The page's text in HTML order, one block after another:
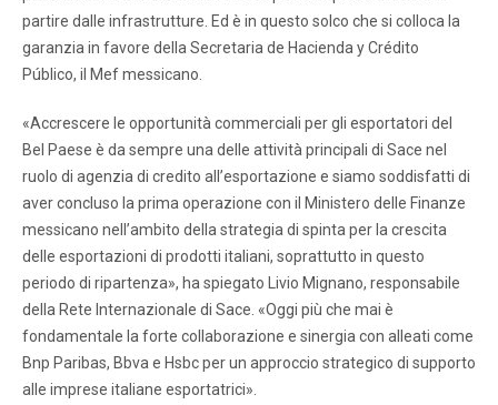
partire dalle infrastrutture. Ed è in questo solco che si colloca la
garanzia in favore della Secretaria de Hacienda y Crédito
Público, il Mef messicano.
«Accrescere le opportunità commerciali per gli esportatori del
Bel Paese è da sempre una delle attività principali di Sace nel
ruolo di agenzia di credito all’esportazione e siamo soddisfatti di
aver concluso la prima operazione con il Ministero delle Finanze
messicano nell’ambito della strategia di spinta per la crescita
delle esportazioni di prodotti italiani, soprattutto in questo
periodo di ripartenza», ha spiegato Livio Mignano, responsabile
della Rete Internazionale di Sace. «Oggi più che mai è
fondamentale la forte collaborazione e sinergia con alleati come
Bnp Paribas, Bbva e Hsbc per un approccio strategico di supporto
alle imprese italiane esportatrici».